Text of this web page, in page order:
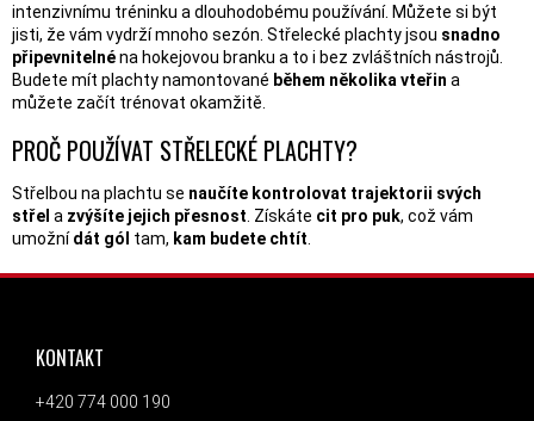
intenzivnímu tréninku a dlouhodobému používání. Můžete si být
jisti, že vám vydrží mnoho sezón. Střelecké plachty jsou snadno
připevnitelnéna hokejovou branku a to i bez zvláštních nástrojů.
Budete mít plachty namontované během několika vteřin a
můžete začít trénovat okamžitě.
PROČ POUŽÍVAT STŘELECKÉ PLACHTY?
Střelbou na plachtu se naučíte kontrolovat trajektorii svých
střel a zvýšíte jejich přesnost. Získáte cit pro puk, což vám
umožnídát gól tam, kam budete chtít.
ZÁPATÍ
KONTAKT
+420 774 000 190